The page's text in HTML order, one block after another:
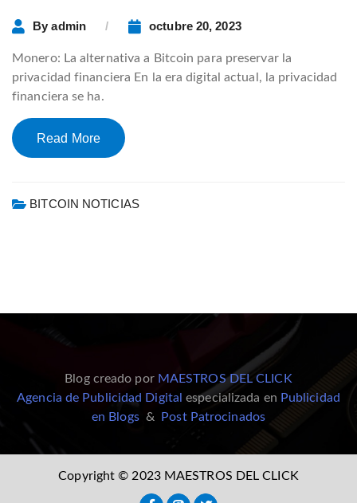
Byadmin octubre 20, 2023
Monero: La alternativa a Bitcoin para preservar la
privacidad financiera En la era digital actual, la privacidad
financiera se ha.
Read More
BITCOIN NOTICIAS
Blog creado por MAESTROS DEL CLICK
Agencia de Publicidad Digital especializada en Publicidad
en Blogs& Post Patrocinados
Copyright © 2023 MAESTROS DEL CLICK